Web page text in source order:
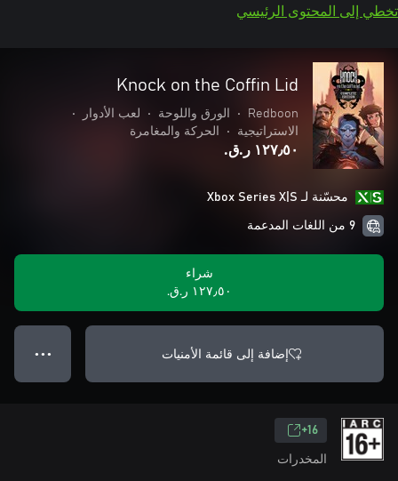
تخطي إلى المحتوى الرئيسي
Knock on the Coffin Lid
Redboon
• الورق واللوحة • لعب الأدوار
•
الاستراتيجية
• الحركة والمغامرة
١٢٧٫٥٠ ر.ق.‏
محسّنة لـ Xbox Series X|S
9 من اللغات المدعمة
شراء
١٢٧٫٥٠ ر.ق.‏
إضافة إلى قائمة الأمنيات ● ● ●
16+
المخدرات